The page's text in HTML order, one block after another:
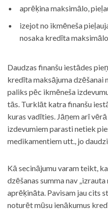
aprēķina maksimālo,
izejot no ikmēneša
nosaka kredīta
Daudzas finanšu iestādes
kredīta maksājuma dzēšanai
paliks pēc ikmēneša
tās. Turklāt katra finanšu
kuras vadīties. Jāņem arī
izdevumiem parasti netiek
medikamentiem utt., jo
Kā secinājumu varam teikt,
dzēšanas summa nav
aprēķināta. Pavisam jau cits
noturēt mūsu ienākumus